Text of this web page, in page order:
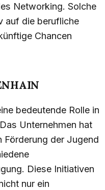
Networking. Solche
auf die berufliche
Chancen
bedeutende Rolle in
Unternehmen hat
Förderung der Jugend
Diese Initiativen
nur ein